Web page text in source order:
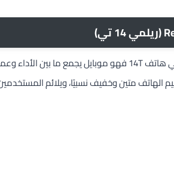
الهاتف متين وخفيف نسبيًا، ويلائم